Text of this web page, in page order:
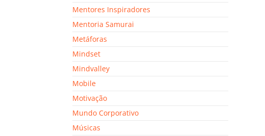
Mentores Inspiradores
Mentoria Samurai
Metáforas
Mindset
Mindvalley
Mobile
Motivação
Mundo Corporativo
Músicas